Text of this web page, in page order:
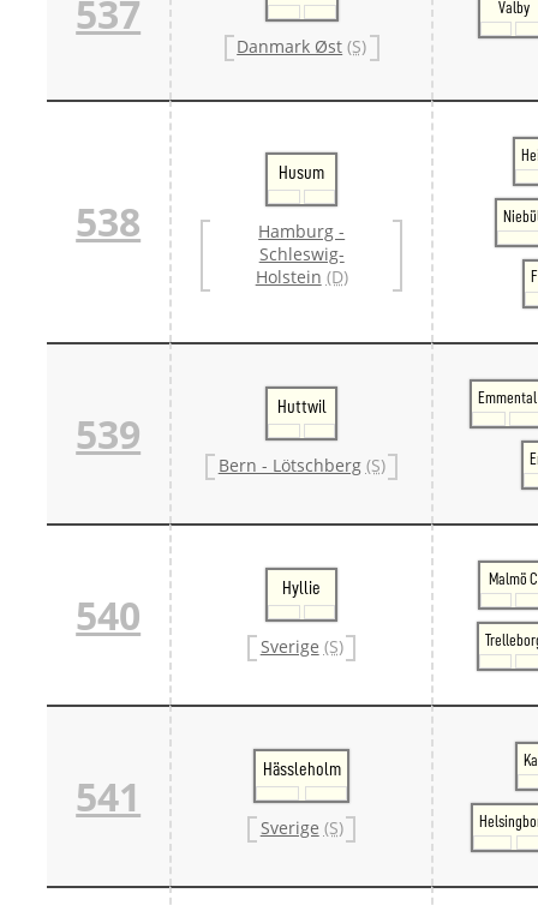
537
Danmark Øst (S)
Valby
538
Husum
Hamburg -
Schleswig-
Holstein (D)
539
Huttwil
Bern - Lötschberg (S)
Emmental
540
Hyllie
Sverige (S)
Malmö C
541
Hässleholm
Sverige (S)